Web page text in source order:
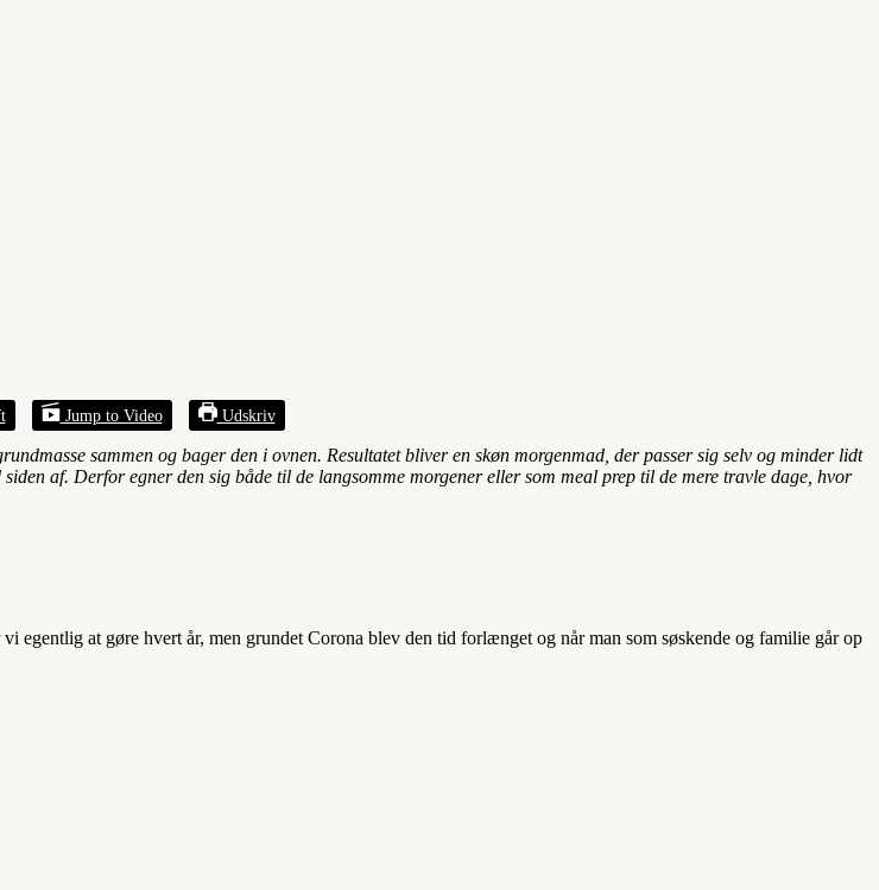
Jump to Video Udskriv
sammen og bager den i ovnen. Resultatet bliver en skøn morgenmad, der passer sig selv og minder lidt
af. Derfor egner den sig både til de langsomme morgener eller som meal prep til de mere travle dage, hvor
egentlig at gøre hvert år, men grundet Corona blev den tid forlænget og når man som søskende og familie går op